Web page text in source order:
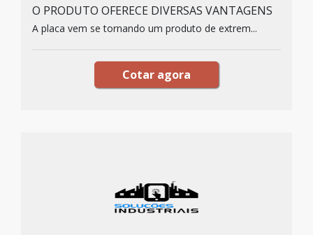
O PRODUTO OFERECE DIVERSAS VANTAGENS
A placa vem se tornando um produto de extrem...
Cotar agora